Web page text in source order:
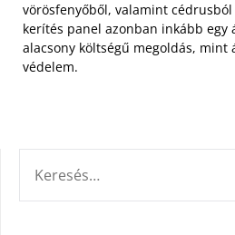
vörösfenyőből, valamint
kerítés panel azonban inkább egy
alacsony költségű megoldás, mint
védelem.